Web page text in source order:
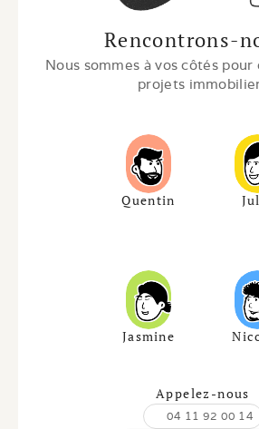
Rencontrons-
Nous sommes à vos côtés
projets
Quentin
Jasmine
Appelez-nous
04 11 92 00 14